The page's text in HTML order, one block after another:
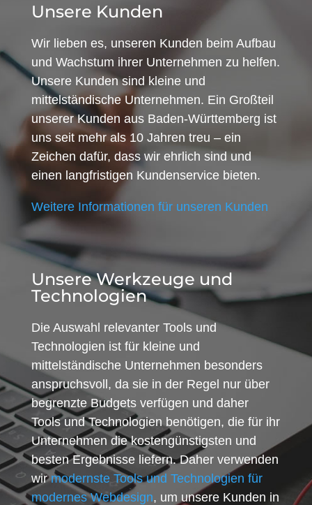
Unsere Kunden
Wir lieben es, unseren Kunden beim Aufbau
und Wachstum ihrer Unternehmen zu helfen.
Unsere Kunden sind kleine und
mittelständische Unternehmen. Ein Großteil
unserer Kunden aus Baden-Württemberg ist
uns seit mehr als 10 Jahren treu – ein
Zeichen dafür, dass wir ehrlich sind und
einen langfristigen Kundenservice bieten.
Weitere Informationen für unseren Kunden
Unsere Werkzeuge und
Technologien
Die Auswahl relevanter Tools und
Technologien ist für kleine und
mittelständische Unternehmen besonders
anspruchsvoll, da sie in der Regel nur über
begrenzte Budgets verfügen und daher
Tools und Technologien benötigen, die für ihr
Unternehmen die kostengünstigsten und
besten Ergebnisse liefern. Daher verwenden
wirmodernste Tools und Technologien für
modernes Webdesign, um unsere Kunden in